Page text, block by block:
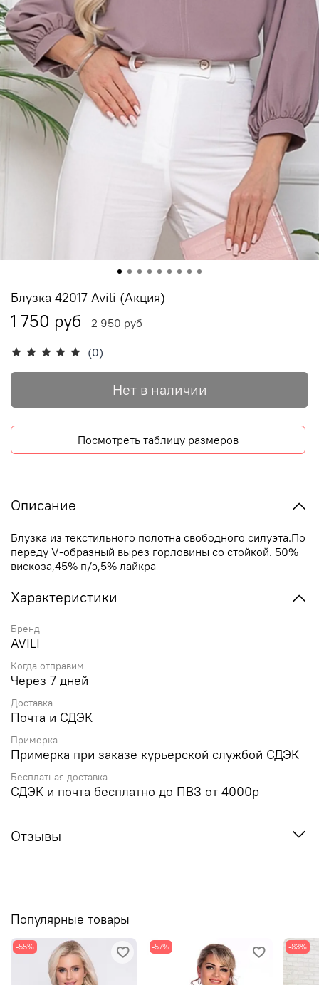
(0)
Блузка 42017 Avili (Акция)
1 750 руб 2 950 руб
Нет в наличии
Посмотреть таблицу размеров
Описание
Блузка из текстильного полотна свободного силуэта.По
переду V-образный вырез горловины со стойкой. 50%
вискоза,45% п/э,5% лайкра
Характеристики
Бренд
AVILI
Когда отправим
Через 7 дней
Доставка
Почта и СДЭК
Примерка
Примерка при заказе курьерской службой СДЭК
Бесплатная доставка
СДЭК и почта бесплатно до ПВЗ от 4000р
Отзывы
Популярные товары
-55% -57% -83%